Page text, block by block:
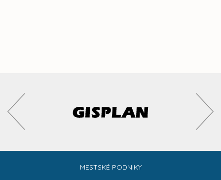
MESTSKÉ PODNIKY